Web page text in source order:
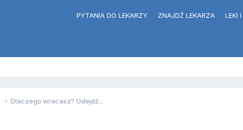
PYTANIA DO LEKARZY ZNAJDŹ LEKARZA LEKI
Dlaczego wracasz? Odejdź...